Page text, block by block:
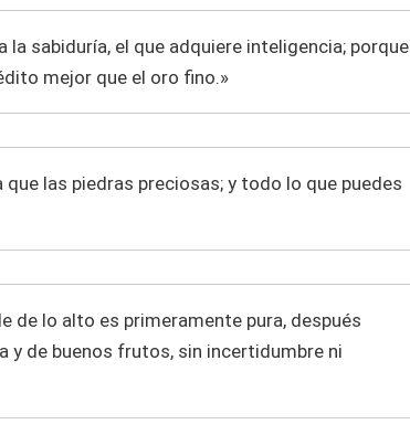
la sabiduría, el que adquiere inteligencia; porque
mejor que el oro fino.»
que las piedras preciosas; y todo lo que puedes
de lo alto es primeramente pura, después
y de buenos frutos, sin incertidumbre ni